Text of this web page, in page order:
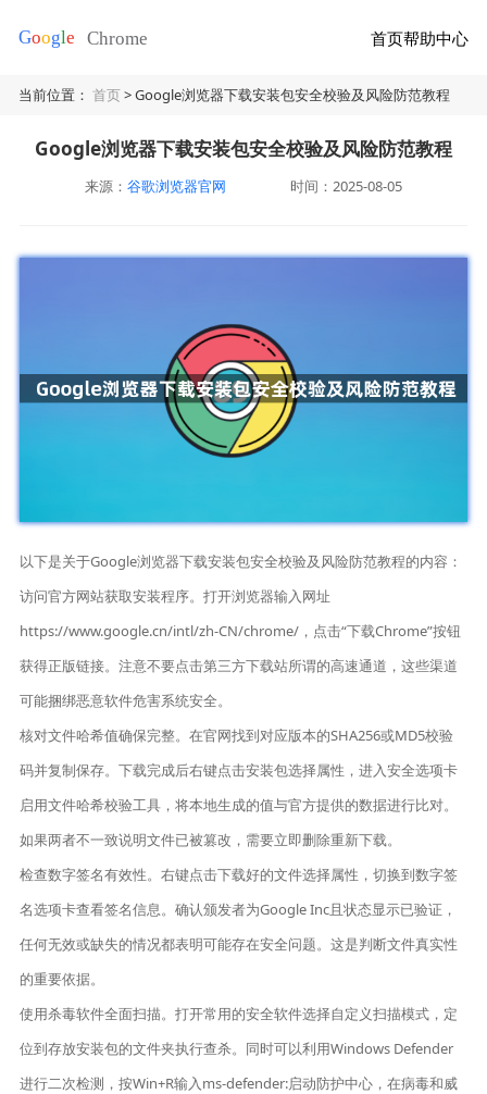
首页帮助中心
当前位置：首页> Google浏览器下载安装包安全校验及风险防范教程
Google浏览器下载安装包安全校验及风险防范教程
来源： 谷歌浏览器官网 时间：2025-08-05
以下是关于Google浏览器下载安装包安全校验及风险防范教程的内容：
访问官方网站获取安装程序。打开浏览器输入网址
https://www.google.cn/intl/zh-CN/chrome/，点击“下载Chrome”按钮
获得正版链接。注意不要点击第三方下载站所谓的高速通道，这些渠道
可能捆绑恶意软件危害系统安全。
核对文件哈希值确保完整。在官网找到对应版本的SHA256或MD5校验
码并复制保存。下载完成后右键点击安装包选择属性，进入安全选项卡
启用文件哈希校验工具，将本地生成的值与官方提供的数据进行比对。
如果两者不一致说明文件已被篡改，需要立即删除重新下载。
检查数字签名有效性。右键点击下载好的文件选择属性，切换到数字签
名选项卡查看签名信息。确认颁发者为Google Inc且状态显示已验证，
任何无效或缺失的情况都表明可能存在安全问题。这是判断文件真实性
的重要依据。
使用杀毒软件全面扫描。打开常用的安全软件选择自定义扫描模式，定
位到存放安装包的文件夹执行查杀。同时可以利用Windows Defender
进行二次检测，按Win+R输入ms-defender:启动防护中心，在病毒和威